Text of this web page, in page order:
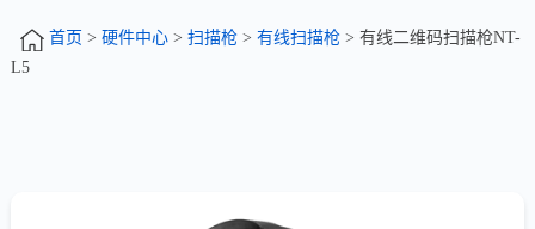
首页 > 硬件中心> 扫描枪> 有线扫描枪> 有线二维码扫描枪NT-
L5